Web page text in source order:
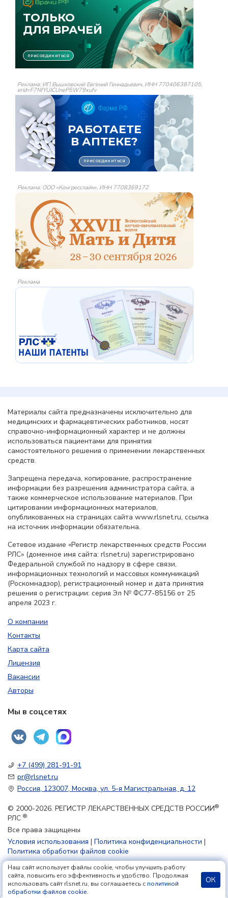
Реклама: ИП Вышковский Евгений Геннадьевич, ИНН 770406387105,
erid=F7NfYUJCUneP5W79xufv
Реклама: ООО «Конгресслайн», ИНН 7708369172
Реклама
Материалы сайта предназначены исключительно для
медицинских и фармацевтических работников, носят
справочно-информационный характер и не должны
использоваться пациентами для принятия
самостоятельного решения о применении лекарственных
средств.
Запрещена передача, копирование, распространение
информации без разрешения администратора сайта, а
также коммерческое использование материалов. При
цитировании информационных материалов,
опубликованных на страницах сайта www.rlsnet.ru, ссылка
на источник информации обязательна.
Сетевое издание «Регистр лекарственных средств России
РЛС» (доменное имя сайта: rlsnet.ru) зарегистрировано
Федеральной службой по надзору в сфере связи,
информационных технологий и массовых коммуникаций
(Роскомнадзор), регистрационный номер и дата принятия
решения о регистрации: серия Эл № ФС77-85156 от 25
апреля 2023 г.
О компании
Контакты
Карта сайта
Лицензия
Вакансии
Авторы
Мы в соцсетях
+7 (499) 281-91-91
pr@rlsnet.ru
Россия, 123007, Москва, ул. 5-я Магистральная, д. 12
© 2000-2026. РЕГИСТР ЛЕКАРСТВЕННЫХ СРЕДСТВ РОССИИ®
РЛС ®
Все права защищены
Условия использования | Политика конфиденциальности |
Политика обработки файлов cookie
18+
Наш сайт использует файлы cookie, чтобы улучшить работу
сайта, повысить его эффективность и удобство. Продолжая
использовать сайт rlsnet.ru, вы соглашаетесь с политикой
обработки файлов cookie.
ОК